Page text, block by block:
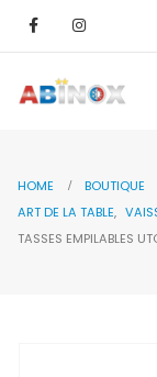
HOME
BOUTIQUE
ART DE LA TABLE,
TASSES EMPILABLES